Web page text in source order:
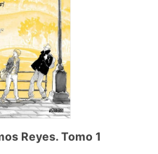
Reyes. Tomo 1